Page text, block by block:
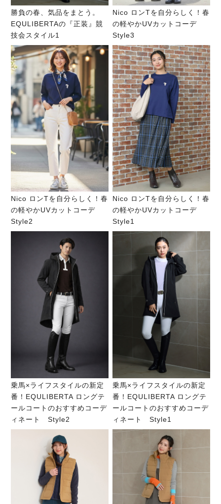
勝負の春、気品をまとう。
EQULIBERTAの『正装』競
技会スタイル1
Nico ロンTを自分らしく！春
の軽やかUVカットコーデ
Style3
Nico ロンTを自分らしく！春
の軽やかUVカットコーデ
Style2
Nico ロンTを自分らしく！春
の軽やかUVカットコーデ
Style1
乗馬×ライフスタイルの新定
番！EQULIBERTA ロングテ
ールコートのおすすめコーデ
ィネート Style2
乗馬×ライフスタイルの新定
番！EQULIBERTA ロングテ
ールコートのおすすめコーデ
ィネート Style1